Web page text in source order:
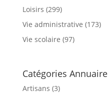
Loisirs (299)
Vie administrative (173)
Vie scolaire (97)
Catégories Annuaire
Artisans (3)